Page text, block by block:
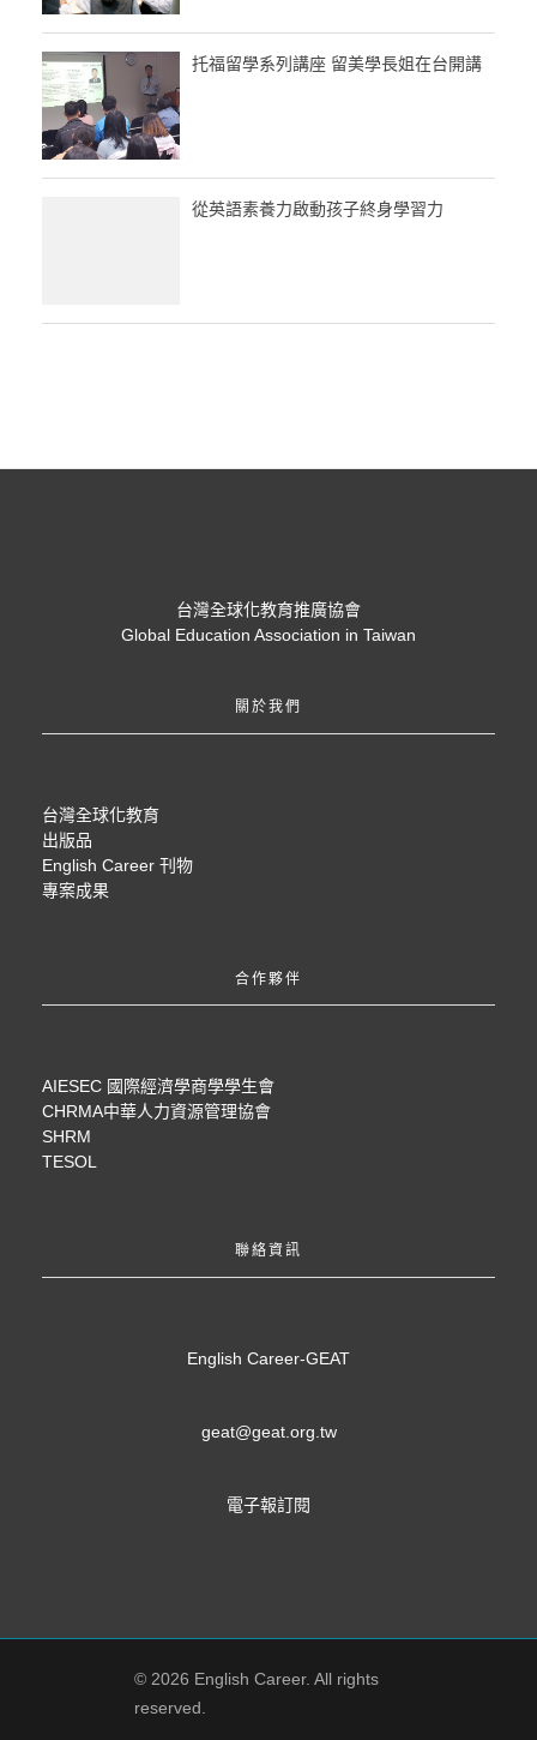
托福留學系列講座 留美學長姐在台開講
從英語素養力啟動孩子終身學習力
台灣全球化教育推廣協會
Global Education Association in Taiwan
關於我們
台灣全球化教育
出版品
English Career 刊物
專案成果
合作夥伴
AIESEC 國際經濟學商學學生會
CHRMA中華人力資源管理協會
SHRM
TESOL
聯絡資訊
English Career-GEAT
geat@geat.org.tw
電子報訂閱
© 2026 English Career. All rights
reserved.